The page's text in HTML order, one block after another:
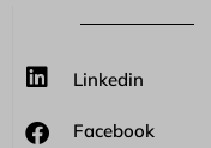
Linkedin
Facebook